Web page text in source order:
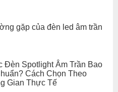
gặp của đèn led âm trần
Đèn Spotlight Âm Trần Bao
Cách Chọn Theo
Gian Thực Tế